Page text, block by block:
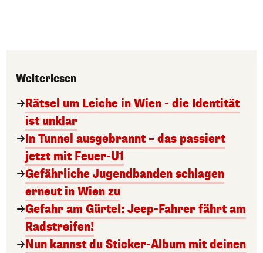
Weiterlesen
Rätsel um Leiche in Wien - die Identität
ist unklar
In Tunnel ausgebrannt – das passiert
jetzt mit Feuer-U1
Gefährliche Jugendbanden schlagen
erneut in Wien zu
Gefahr am Gürtel: Jeep-Fahrer fährt am
Radstreifen!
Nun kannst du Sticker-Album mit deinen